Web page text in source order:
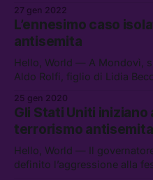
prevalenza dell’irrazionalità,
scetticismo vaccinale.
27 gen 2022
L’ennesimo caso
antisemita
Hello, World — A Mondovì,
Aldo Rolfi, figlio di Lidia
“Juden Hier.”
25 gen 2020
Gli Stati Uniti
terrorismo
Hello, World — Il
definito l’aggressione alla